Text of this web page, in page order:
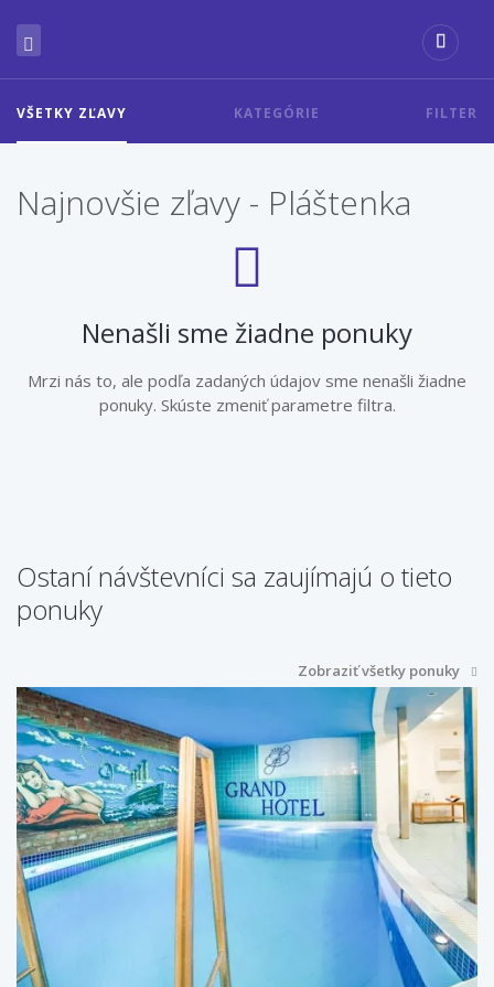
VŠETKY ZĽAVY KATEGÓRIE FILTER
Najnovšie zľavy - Pláštenka
Nenašli sme žiadne ponuky
Mrzi nás to, ale podľa zadaných údajov sme nenašli žiadne
ponuky. Skúste zmeniť parametre filtra.
Ostaní návštevníci sa zaujímajú o tieto
ponuky
Zobraziť všetky ponuky